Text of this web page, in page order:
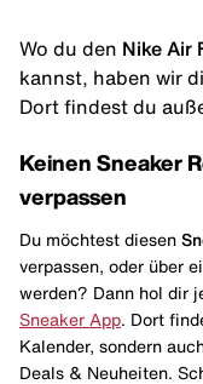
Wo du den Nike Air
kannst, haben wir
Dort findest du
Keinen Sneaker
verpassen
Du möchtest diesen
verpassen, oder über
werden? Dann hol dir
Sneaker App . Dort
Kalender, sondern
Deals & Neuheiten.